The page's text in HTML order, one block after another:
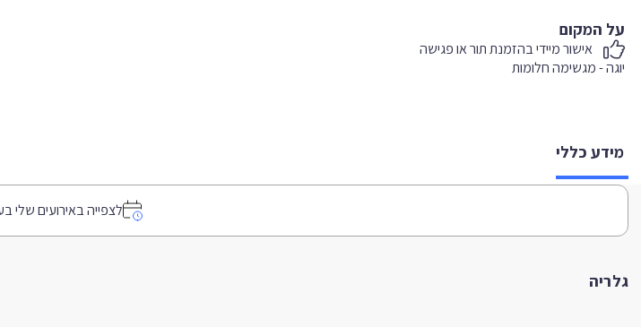
על המקום
אישור מיידי בהזמנת תור או פגישה
יוגה - מגשימה חלומות
מידע כללי
לצפייה באירועים שלי
גלריה